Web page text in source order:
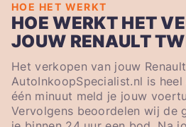
HOE HET WERKT
HOE WERKT HET
JOUW RENAULT
Het verkopen van jouw
AutoInkoopSpecialist.nl is heel
één minuut meld je jouw
Vervolgens beoordelen wij de